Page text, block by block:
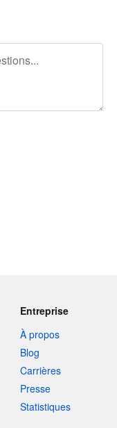
Entreprise
À propos
Blog
Carrières
Presse
Statistiques